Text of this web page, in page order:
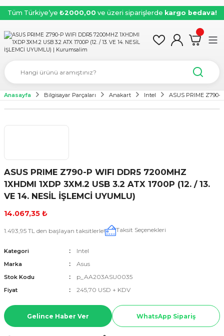
Tüm Türkiye’ye ₺2000,00 ve üzeri siparişlerde kargo bedava!
Anasayfa Bilgisayar Parçaları Anakart Intel ASUS PRIME Z790-
ASUS PRIME Z790-P WIFI DDR5 7200MHZ
1XHDMI 1XDP 3XM.2 USB 3.2 ATX 1700P (12. / 13.
VE 14. NESİL İŞLEMCİ UYUMLU)
14.067,35 ₺
1.493,95 TL den başlayan taksitlerle! Taksit Seçenekleri
Kategori Intel
Marka Asus
Stok Kodu p_AA203ASU0035
Fiyat 245,70 USD + KDV
Gelince Haber Ver WhatsApp Sipariş